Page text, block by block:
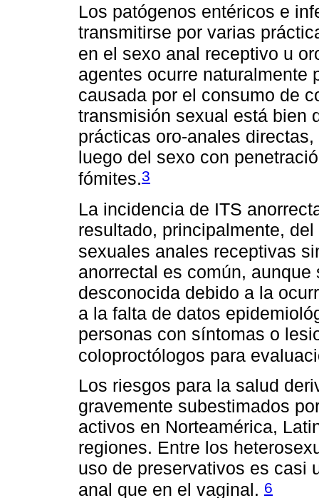
Los patógenos entéricos e
transmitirse por varias
en el sexo anal receptivo u
agentes ocurre naturalmente
causada por el consumo de
transmisión sexual está bien
prácticas oro-anales
luego del sexo con
fómites.3
La incidencia de ITS
resultado, principalmente,
sexuales anales receptivas
anorrectal es común,
desconocida debido a la
a la falta de datos
personas con síntomas o
coloproctólogos para
Los riesgos para la salud
gravemente subestimados
activos en Norteamérica,
regiones. Entre los
uso de preservativos es casi
anal que en el vaginal. 6